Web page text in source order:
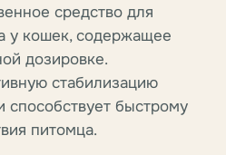
средство для
у кошек, содержащее
дозировке.
стабилизацию
способствует быстрому
питомца.